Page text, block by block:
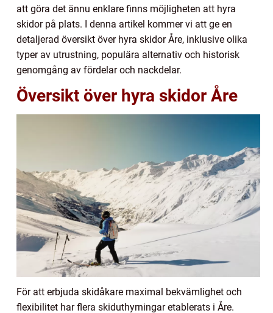
att göra det ännu enklare finns möjligheten att hyra
skidor på plats. I denna artikel kommer vi att ge en
detaljerad översikt över hyra skidor Åre, inklusive olika
typer av utrustning, populära alternativ och historisk
genomgång av fördelar och nackdelar.
Översikt över hyra skidor Åre
För att erbjuda skidåkare maximal bekvämlighet och
flexibilitet har flera skiduthyrningar etablerats i Åre.